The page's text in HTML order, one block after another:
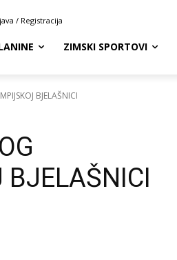
/ Registracija
ZIMSKI SPORTOVI
BJELAŠNICI